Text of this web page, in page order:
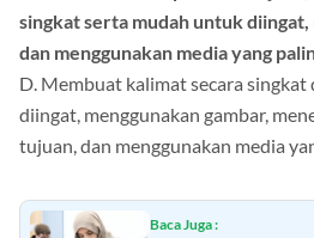
singkat serta mudah untuk diingat,
dan menggunakan media yang
D. Membuat kalimat secara
diingat, menggunakan gambar,
tujuan, dan menggunakan media
Baca Juga :